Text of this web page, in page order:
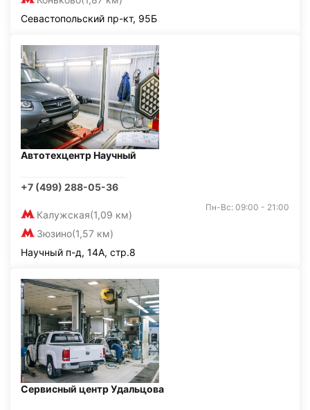
Севастопольский пр-кт, 95Б
Автотехцентр Научный
+7 (499) 288-05-36
Калужская(1,09 км)
Зюзино(1,57 км)
Пн-Вс: 09:00 - 21:00
Научный п-д, 14А, стр.8
Сервисный центр Удальцова